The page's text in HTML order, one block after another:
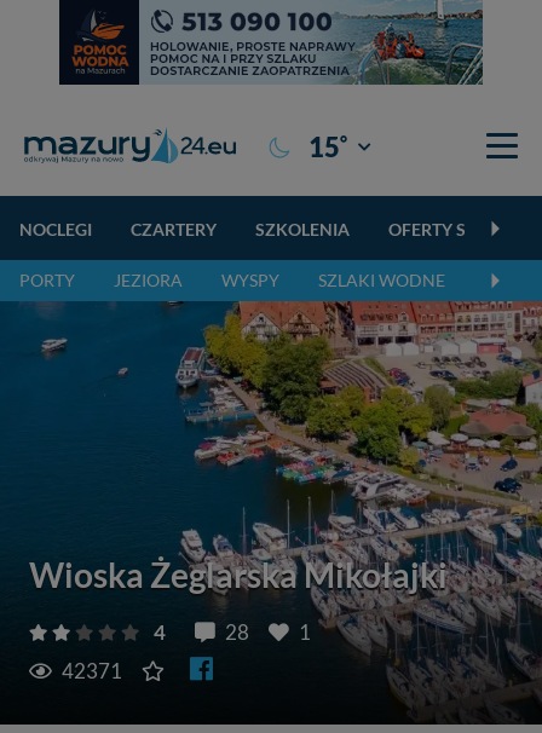
15° Giżycko
NOCLEGI CZARTERY SZKOLENIA OFERTY
PORTY JEZIORA WYSPY SZLAKI WODNE
Wioska Żeglarska Mikołajki
4 28
1
42371